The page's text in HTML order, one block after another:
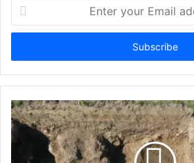
your
Email